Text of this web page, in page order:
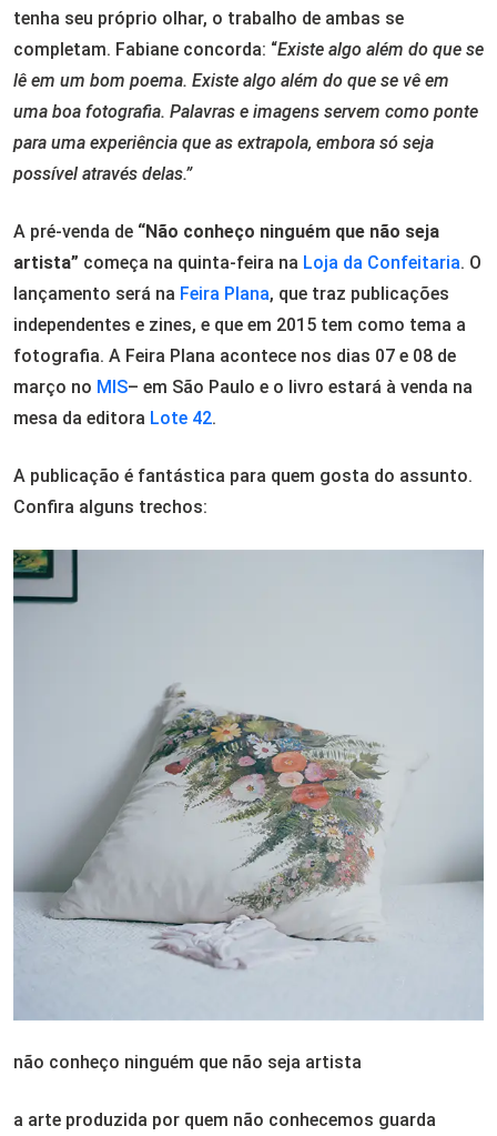
tenha seu próprio olhar, o trabalho de ambas se
completam. Fabiane concorda: “Existe algo além do que se
lê em um bom poema. Existe algo além do que se vê em
uma boa fotografia. Palavras e imagens servem como ponte
para uma experiência que as extrapola, embora só seja
possível através delas.”
A pré-venda de “Não conheço ninguém que não seja
artista” começa na quinta-feira na Loja da Confeitaria. O
lançamento será na Feira Plana, que traz publicações
independentes e zines, e que em 2015 tem como tema a
fotografia. A Feira Plana acontece nos dias 07 e 08 de
março no MIS– em São Paulo e o livro estará à venda na
mesa da editora Lote 42.
A publicação é fantástica para quem gosta do assunto.
Confira alguns trechos:
não conheço ninguém que não seja artista
a arte produzida por quem não conhecemos guarda